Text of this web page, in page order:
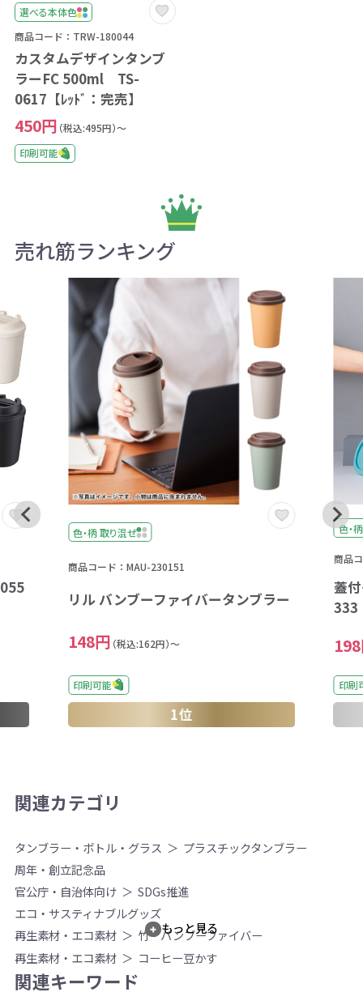
選べる本体色
商品コード：TRW-180044
カスタムデザインタンブ
ラーFC 500ml TS-
0617【ﾚｯﾄﾞ：完売】
450円 （税込:495円）～
印刷可能
売れ筋ランキング
色・柄 取り混ぜ
商品コード：MAU-230151
リル バンブーファイバータンブラー
148円 （税込:162円）～
印刷可能
1位
色・
商品
蓋
333
印刷
関連カテゴリ
タンブラー・ボトル・グラス
プラスチックタンブラー
周年・創立記念品
官公庁・自治体向け
SDGs推進
エコ・サスティナブルグッズ
再生素材・エコ素材
竹・バンブーファイバー
再生素材・エコ素材
コーヒー豆かす
もっと見る
関連キーワード